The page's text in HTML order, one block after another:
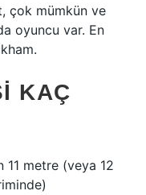
çok mümkün ve
oyuncu var. En
KAÇ
11 metre (veya 12